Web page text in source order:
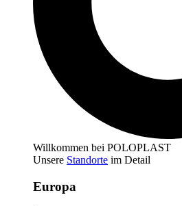
Willkommen bei POLOPLAST
Unsere Standorte im Detail
Europa